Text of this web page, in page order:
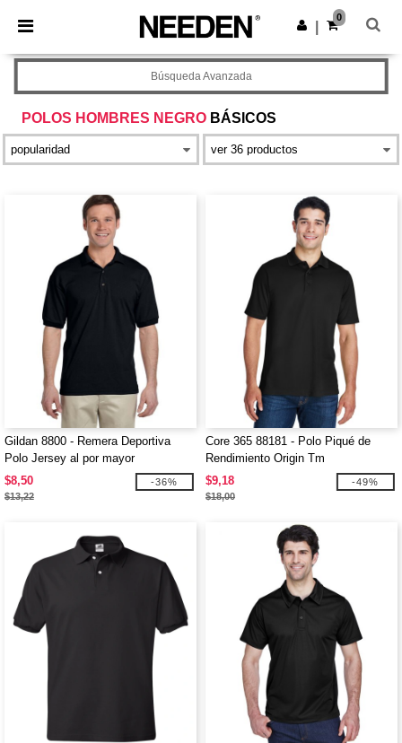
× App de Needen
¡Mejores precios en app!
Descargar app
0
POLOS HOMBRES NEGRO BÁSICOS
Búsqueda Avanzada
Gildan 8800 - Remera Deportiva
Polo Jersey al por mayor
$8,50
$13,22
-36%
Core 365 88181 - Polo Piqué de
Rendimiento Origin Tm
$9,18
$18,00
-49%